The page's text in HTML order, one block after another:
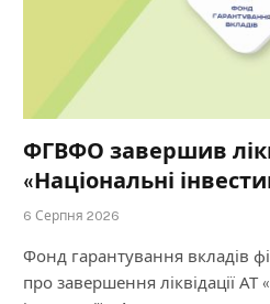
ФГВФО завершив
«Національні
6 Серпня 2026
Фонд гарантування вкладів
про завершення ліквідації АТ